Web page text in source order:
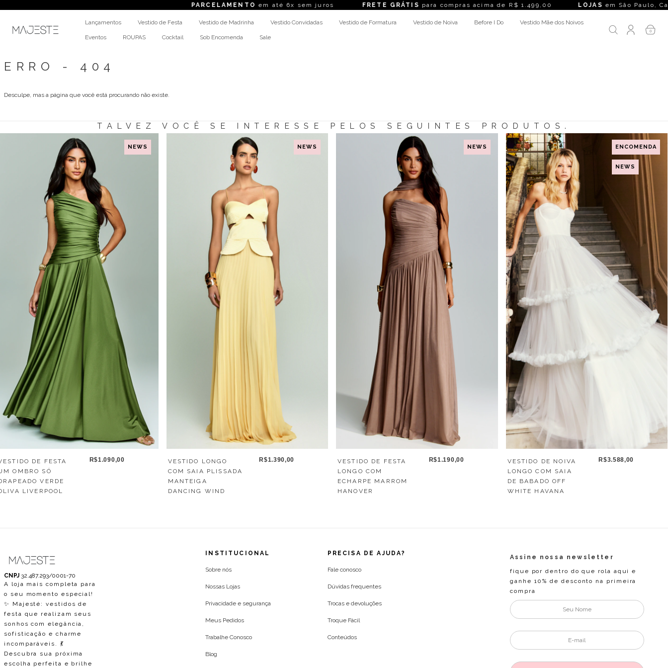
PARCELAMENTOem até 6x sem juros FRETE GRÁTISpara compras acima de R$ 1.499,00 LOJAS em São Paulo,
Lançamentos Vestido de Festa Vestido de Madrinha Vestido Convidadas Vestido de Formatura Vestido de Noiva Before I Do Vestido Mãe dos Noivos
Eventos ROUPAS Cocktail Sob Encomenda Sale
0
ERRO - 404
Desculpe, mas a página que você está procurando não existe.
TALVEZ VOCÊ SE INTERESSE PELOS SEGUINTES PRODUTOS.
NEWS
DE FESTA
OMBRO SÓ
VERDE
LIVERPOOL
R$1.090,00
NEWS
VESTIDO LONGO
COM SAIA PLISSADA
MANTEIGA
DANCING WIND
R$1.390,00
NEWS
VESTIDO DE FESTA
LONGO COM
ECHARPE MARROM
HANOVER
R$1.190,00
ENCOMENDA
NEWS
VESTIDO DE NOIVA
LONGO COM SAIA
DE BABADO OFF
WHITE HAVANA
R$3.588,00
CNPJ 32.487.293/0001-70
A loja mais completa para
o seu momento especial!
✨ Majesté: vestidos de
festa que realizam seus
sonhos com elegância,
sofisticação e charme
incomparáveis. 💃
Descubra sua próxima
escolha perfeita e brilhe
INSTITUCIONAL
Sobre nós
Nossas Lojas
Privacidade e segurança
Meus Pedidos
Trabalhe Conosco
Blog
PRECISA DE AJUDA?
Fale conosco
Dúvidas frequentes
Trocas e devoluções
Troque Fácil
Conteúdos
Assine nossa newsletter
fique por dentro do que rola aqui e
ganhe 10% de desconto na primeira
compra